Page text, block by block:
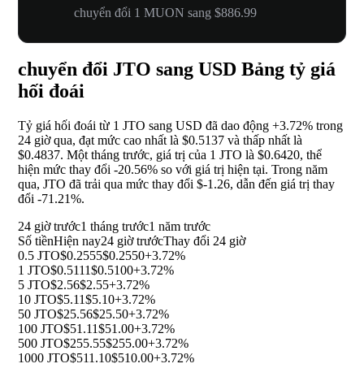
chuyển đổi 1 MUON sang $886.99
chuyển đổi JTO sang USD Bảng tỷ giá
hối đoái
Tỷ giá hối đoái từ 1 JTO sang USD đã dao động +3.72% trong
24 giờ qua, đạt mức cao nhất là $0.5137 và thấp nhất là
$0.4837. Một tháng trước, giá trị của 1 JTO là $0.6420, thể
hiện mức thay đổi -20.56% so với giá trị hiện tại. Trong năm
qua, JTO đã trải qua mức thay đổi $-1.26, dẫn đến giá trị thay
đổi -71.21%.
24 giờ trước1 tháng trước1 năm trước
Số tiềnHiện nay24 giờ trướcThay đổi 24 giờ
0.5 JTO$0.2555$0.2550+3.72%
1 JTO$0.5111$0.5100+3.72%
5 JTO$2.56$2.55+3.72%
10 JTO$5.11$5.10+3.72%
50 JTO$25.56$25.50+3.72%
100 JTO$51.11$51.00+3.72%
500 JTO$255.55$255.00+3.72%
1000 JTO$511.10$510.00+3.72%